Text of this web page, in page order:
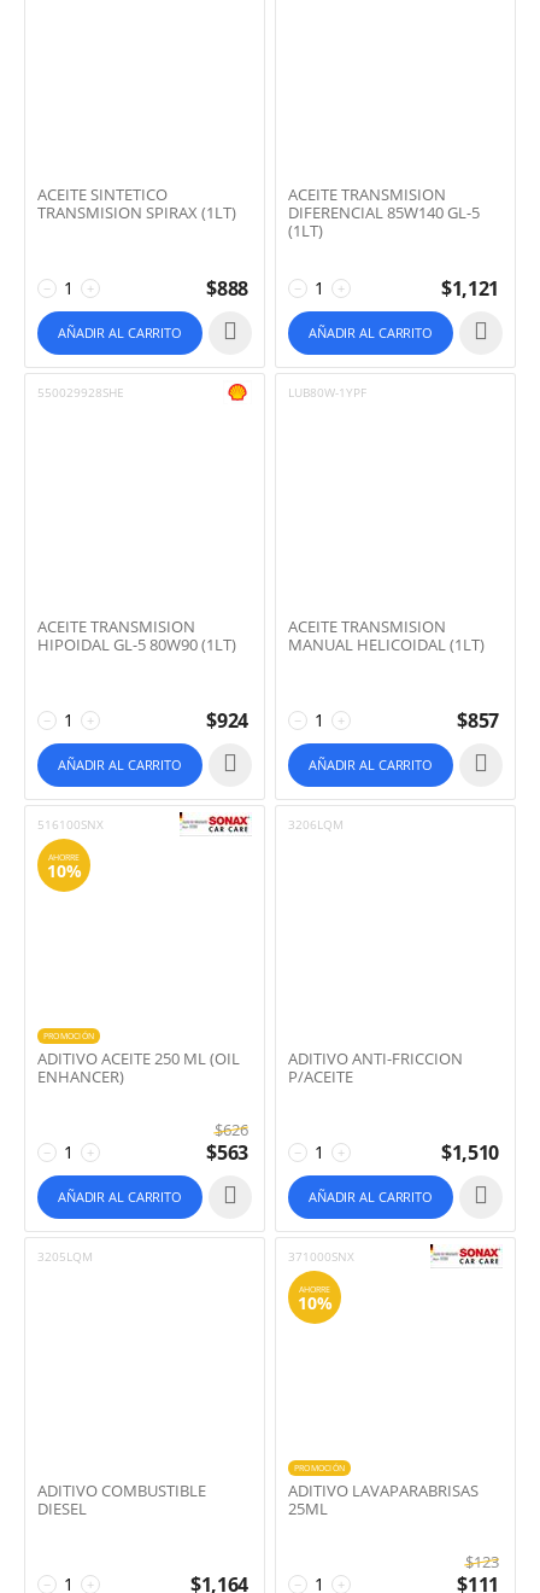
ACEITE SINTETICO
TRANSMISION SPIRAX (1LT)
+
− $888
AÑADIR AL CARRITO
ACEITE TRANSMISION
DIFERENCIAL 85W140 GL-5
(1LT)
+
− $1,121
AÑADIR AL CARRITO
550029928SHE
ACEITE TRANSMISION
HIPOIDAL GL-5 80W90 (1LT)
+
− $924
AÑADIR AL CARRITO
LUB80W-1YPF
ACEITE TRANSMISION
MANUAL HELICOIDAL (1LT)
+
− $857
AÑADIR AL CARRITO
516100SNX
AHORRE
10%
PROMOCIÓN
ADITIVO ACEITE 250 ML (OIL
ENHANCER)
+
−
$626
$563
AÑADIR AL CARRITO
3206LQM
ADITIVO ANTI-FRICCION
P/ACEITE
+
− $1,510
AÑADIR AL CARRITO
3205LQM
ADITIVO COMBUSTIBLE
DIESEL
+
− $1,164
371000SNX
AHORRE
10%
PROMOCIÓN
ADITIVO LAVAPARABRISAS
25ML
+
−
$123
$111